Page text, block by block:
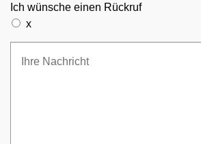
Ich wünsche einen Rückruf
x